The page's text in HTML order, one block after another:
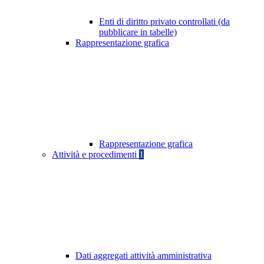
Enti di diritto privato controllati (da
pubblicare in tabelle)
Rappresentazione grafica
Rappresentazione grafica
Attività e procedimenti 1
Dati aggregati attività amministrativa